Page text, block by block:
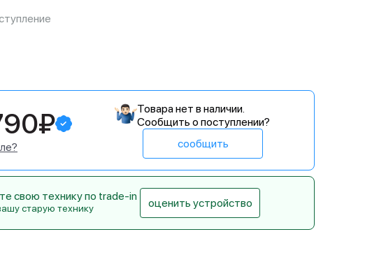
Товара нет в наличии.
Сообщить о поступлении?
сообщить
свою технику по trade-in
старую технику оценить устройство